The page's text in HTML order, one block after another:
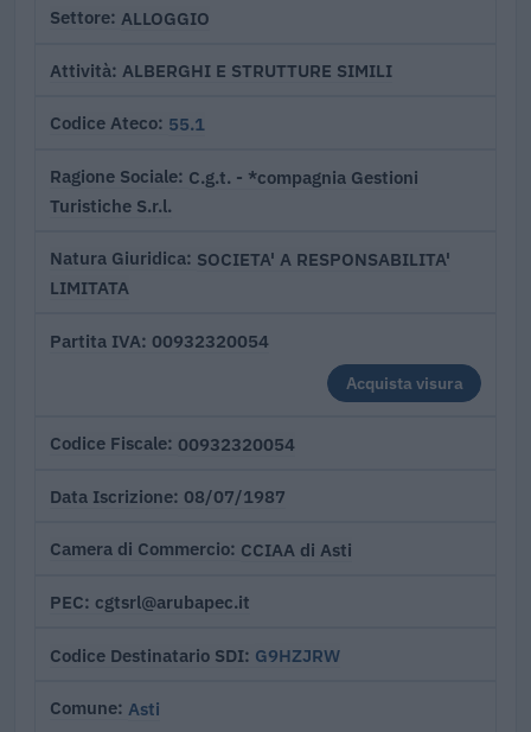
Settore ALLOGGIO
Attività ALBERGHI E STRUTTURE SIMILI
Codice Ateco 55.1
Ragione Sociale C.g.t. - *compagnia Gestioni
Turistiche S.r.l.
Natura Giuridica SOCIETA' A RESPONSABILITA'
LIMITATA
Partita IVA 00932320054
Acquista visura
Codice Fiscale 00932320054
Data Iscrizione 08/07/1987
Camera di Commercio CCIAA di Asti
PEC cgtsrl@arubapec.it
Codice Destinatario SDI G9HZJRW
Comune Asti